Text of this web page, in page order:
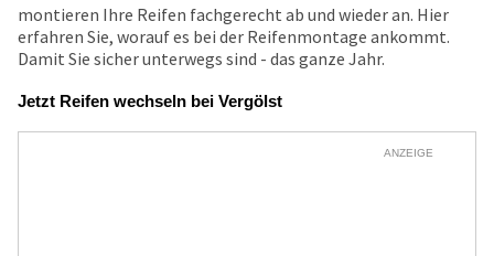
montieren Ihre Reifen fachgerecht ab und wieder an. Hier
erfahren Sie, worauf es bei der Reifenmontage ankommt.
Damit Sie sicher unterwegs sind - das ganze Jahr.
Jetzt Reifen wechseln bei Vergölst
ANZEIGE